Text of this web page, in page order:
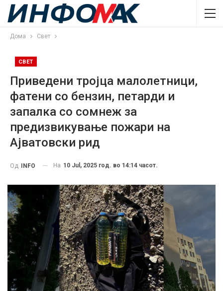
Дома Свет
СВЕТ
Приведени тројца малолетници,
фатени со бензин, петарди и
запалка со сомнеж за
предизвикување пожари на
Ајватовски рид
Од INFO На 10 Jul, 2025 год. во 14:14 часот.